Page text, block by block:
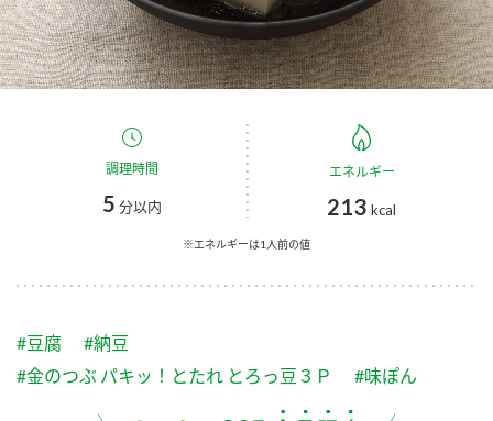
つゆ たれ
スープ 中華
ふりかけ
Fibee（ファイビー）
くらしプラ酢
お酢ドリンク
つゆ
納豆のサイト
国内事業概要
企業理念
ミツカンの歴史
ミツカンを知る
環境への取り組み
お客様相談センター
調理時間
5 分以内
エネルギー
213 kcal
※エネルギーは1人前の値
#豆腐
#納豆
#金のつぶ パキッ！とたれ とろっ豆３Ｐ
#味ぽん